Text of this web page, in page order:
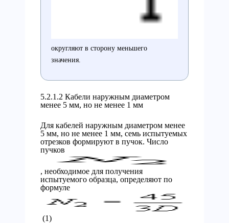
округляют в сторону меньшего
значения.
5.2.1.2 Кабели наружным диаметром
менее 5 мм, но не менее 1 мм
Для кабелей наружным диаметром менее
5 мм, но не менее 1 мм, семь испытуемых
отрезков формируют в пучок. Число
пучков
, необходимое для получения
испытуемого образца, определяют по
формуле
(1)